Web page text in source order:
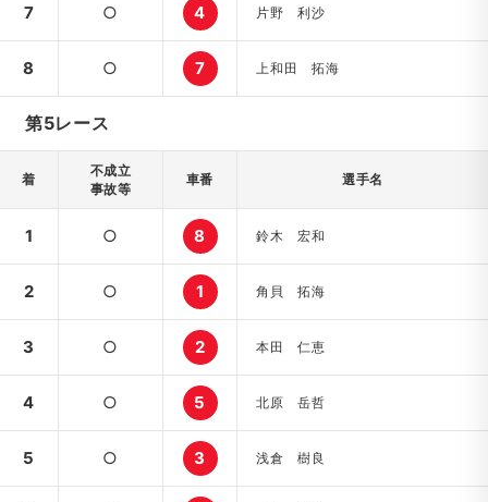
7 ○ 4 片野 利沙
8 ○ 7 上和田 拓海
第5レース
着
不成立
事故等
車番 選手名
1 ○ 8 鈴木 宏和
2 ○ 1 角貝 拓海
3 ○ 2 本田 仁恵
4 ○ 5 北原 岳哲
5 ○ 3 浅倉 樹良